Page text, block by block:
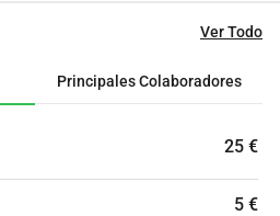
Ver Todo
Principales Colaboradores
25 €
5 €